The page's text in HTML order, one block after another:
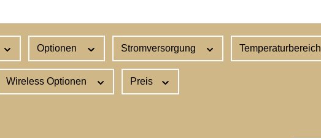
Optionen Stromversorgung Temperaturbereich
Wireless Optionen Preis